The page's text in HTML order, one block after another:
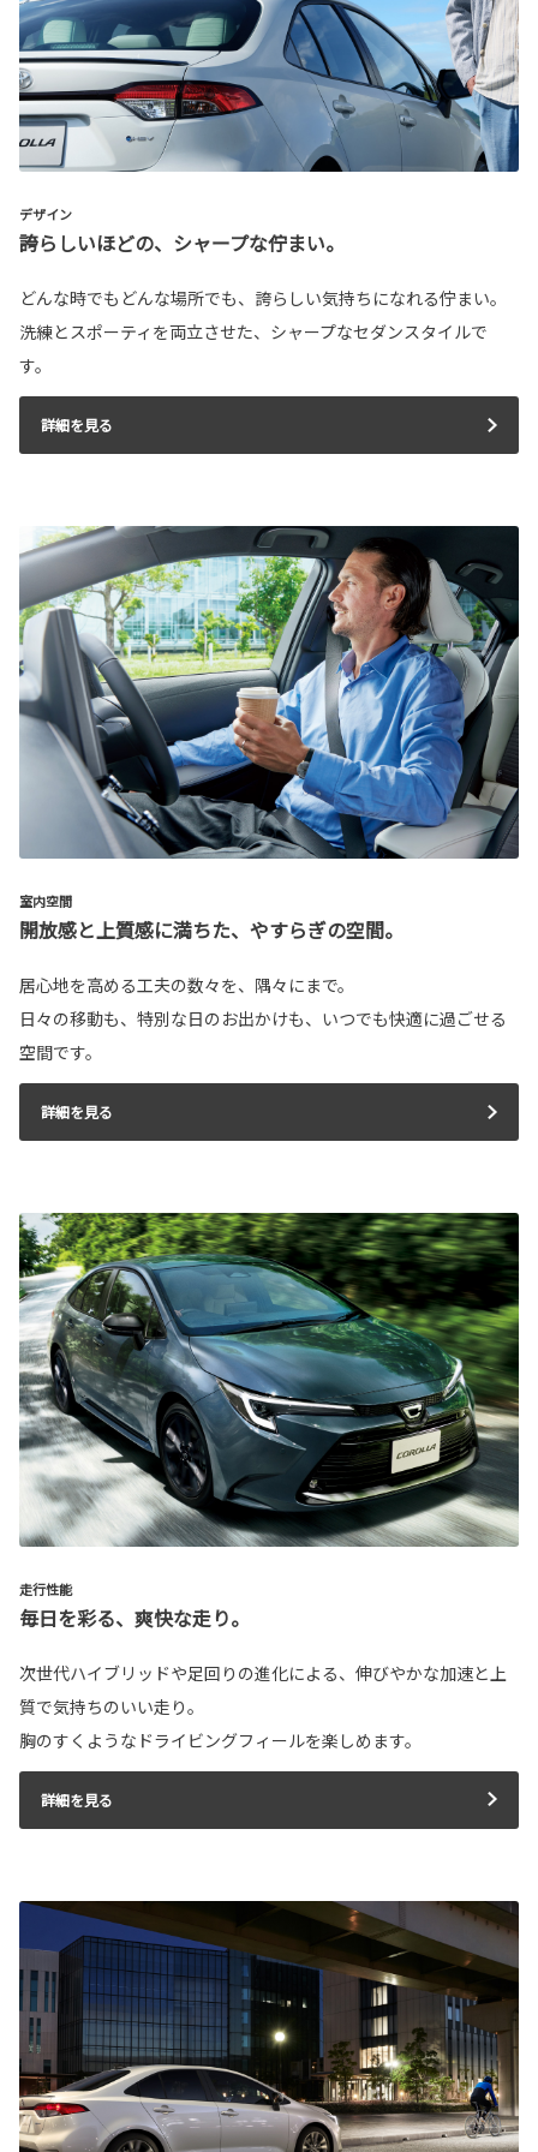
デザイン
誇らしいほどの、シャープな佇まい。
どんな時でもどんな場所でも、誇らしい気持ちになれる佇まい。
洗練とスポーティを両立させた、シャープなセダンスタイルで
す。
詳細を見る
室内空間
開放感と上質感に満ちた、やすらぎの空間。
居心地を高める工夫の数々を、隅々にまで。
日々の移動も、特別な日のお出かけも、いつでも快適に過ごせる
空間です。
詳細を見る
走行性能
毎日を彩る、爽快な走り。
次世代ハイブリッドや足回りの進化による、伸びやかな加速と上
質で気持ちのいい走り。
胸のすくようなドライビングフィールを楽しめます。
詳細を見る